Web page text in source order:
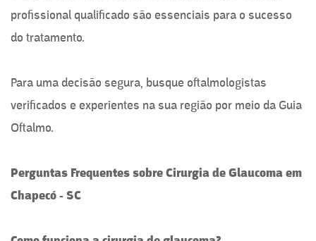
profissional qualificado são essenciais para o sucesso
do tratamento.
Para uma decisão segura, busque oftalmologistas
verificados e experientes na sua região por meio da Guia
Oftalmo.
Perguntas Frequentes sobre Cirurgia de Glaucoma em
Chapecó - SC